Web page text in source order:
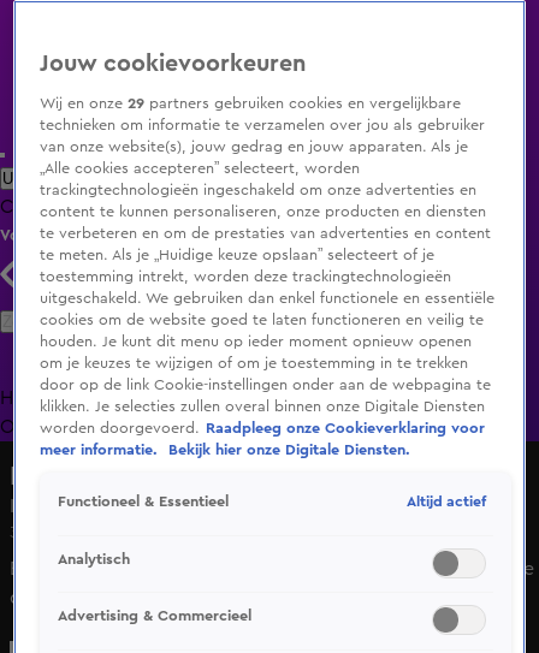
Uitzending Gemist Populaire programma's Zenders Genres
ClipsFilmsRadioSmart TV inlogShop
Volg KIJK
Zoeken
HomeUitzending Gemist Programma's De Bondgenoten
OranjezomerLivestreamsShop
Is dit een dealbreaker voor Tom?
30 juni 2025, 19:30
Emily komt meteen met de deur in huis vallen in Lang Leve
de Liefde: ze maakt 18+ content en is niet van plan te
stoppen voor een partner. Zal dit Tom tegenhouden? Ze
Jouw cookievoorkeuren
Wij en onze29 partners gebruiken cookies en vergelijkbare
technieken om informatie te verzamelen over jou als gebruiker
van onze website(s), jouw gedrag en jouw apparaten. Als je
„Alle cookies accepteren” selecteert, worden
trackingtechnologieën ingeschakeld om onze advertenties en
content te kunnen personaliseren, onze producten en diensten
te verbeteren en om de prestaties van advertenties en content
te meten. Als je „Huidige keuze opslaan” selecteert of je
toestemming intrekt, worden deze trackingtechnologieën
uitgeschakeld. We gebruiken dan enkel functionele en essentiële
cookies om de website goed te laten functioneren en veilig te
houden. Je kunt dit menu op ieder moment opnieuw openen
om je keuzes te wijzigen of om je toestemming in te trekken
door op de link Cookie-instellingen onder aan de webpagina te
klikken. Je selecties zullen overal binnen onze Digitale Diensten
worden doorgevoerd.
Raadpleeg onze Cookieverklaring voor
meer informatie.
Bekijk hier onze Digitale Diensten.
Functioneel & Essentieel Altijd actief
Analytisch
Advertising & Commercieel